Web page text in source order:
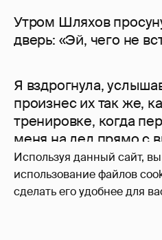
Используя данный сайт,
использование файлов
сделать его удобнее для
Утром Шляхов
дверь: «Эй, чего не
Я вздрогнула,
произнес их так же,
тренировке, когда
меня на лед прямо с
Вокруг меня
фигуристы, а Олег,